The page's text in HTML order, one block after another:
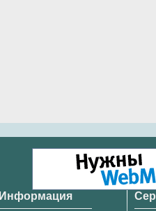
Информация